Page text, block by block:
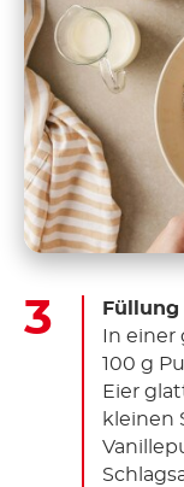
In einer
100 g
Eier
kleinen